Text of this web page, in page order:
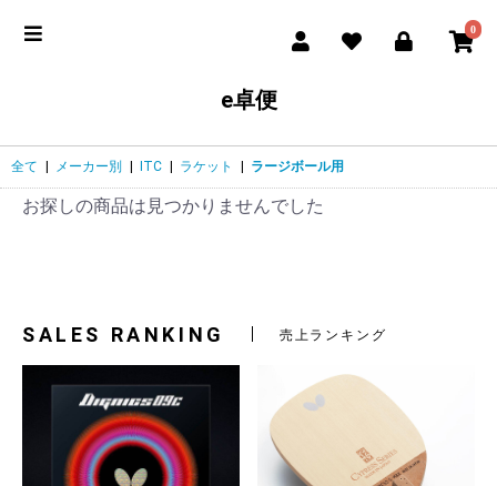
0
e卓便
全て メーカー別 ITC ラケット ラージボール用
お探しの商品は見つかりませんでした
SALES RANKING 売上ランキング